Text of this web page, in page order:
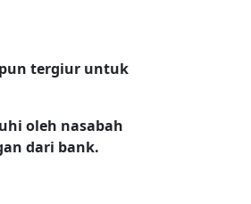
tergiur untuk
oleh nasabah
dari bank.